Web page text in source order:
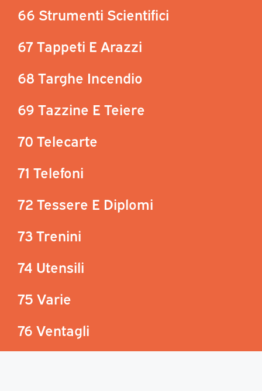
66 Strumenti Scientifici
67 Tappeti E Arazzi
68 Targhe Incendio
69 Tazzine E Teiere
70 Telecarte
71 Telefoni
72 Tessere E Diplomi
73 Trenini
74 Utensili
75 Varie
76 Ventagli